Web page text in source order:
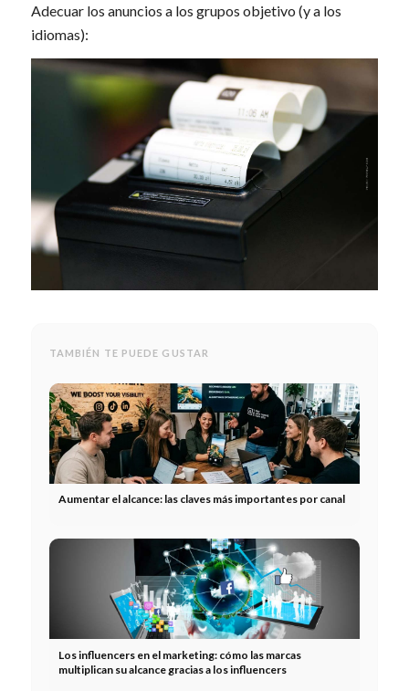
Adecuar los anuncios a los grupos objetivo (y a los
idiomas):
TAMBIÉN TE PUEDE GUSTAR
Aumentar el alcance: las claves más importantes por canal
Los influencers en el marketing: cómo las marcas
multiplican su alcance gracias a los influencers